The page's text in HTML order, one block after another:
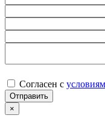
Согласен с
×